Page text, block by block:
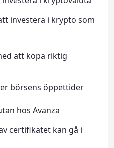
investera i krypto som
att köpa riktig
börsens öppettider
hos Avanza
certifikatet kan gå i